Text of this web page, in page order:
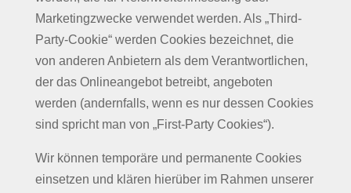
Marketingzwecke verwendet werden. Als „Third-
Party-Cookie“ werden Cookies bezeichnet, die
von anderen Anbietern als dem Verantwortlichen,
der das Onlineangebot betreibt, angeboten
werden (andernfalls, wenn es nur dessen Cookies
sind spricht man von „First-Party Cookies“).
Wir können temporäre und permanente Cookies
einsetzen und klären hierüber im Rahmen unserer